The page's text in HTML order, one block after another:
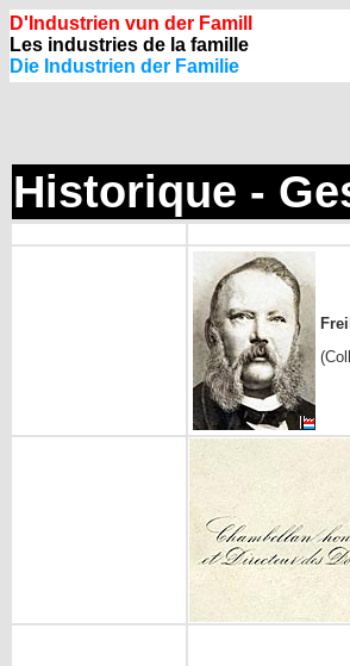
D'Industrien vun der Famill
Les industries de la famille
Die Industrien der Familie
Historique -